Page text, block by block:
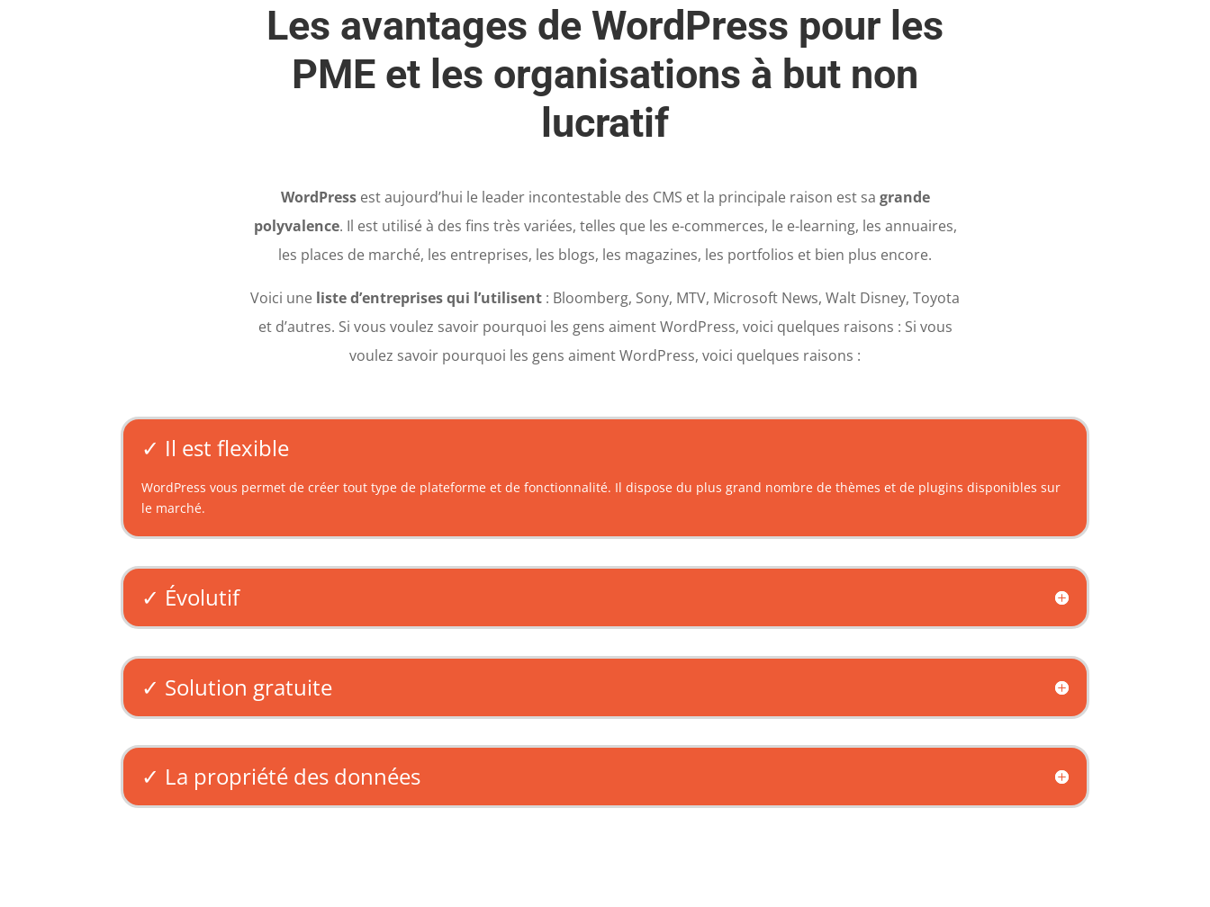
Les avantages de WordPress pour les
PME et les organisations à but non
lucratif
WordPress est aujourd’hui le leader incontestable des CMS et la principale raison est sa grande
polyvalence. Il est utilisé à des fins très variées, telles que les e-commerces, le e-learning, les annuaires,
les places de marché, les entreprises, les blogs, les magazines, les portfolios et bien plus encore.
Voici une liste d’entreprises qui l’utilisent : Bloomberg, Sony, MTV, Microsoft News, Walt Disney, Toyota
et d’autres. Si vous voulez savoir pourquoi les gens aiment WordPress, voici quelques raisons : Si vous
voulez savoir pourquoi les gens aiment WordPress, voici quelques raisons :
✓ Il est flexible
WordPress vous permet de créer tout type de plateforme et de fonctionnalité. Il dispose du plus grand nombre de thèmes et de plugins disponibles sur
le marché.
✓ Évolutif
✓ Solution gratuite
✓ La propriété des données